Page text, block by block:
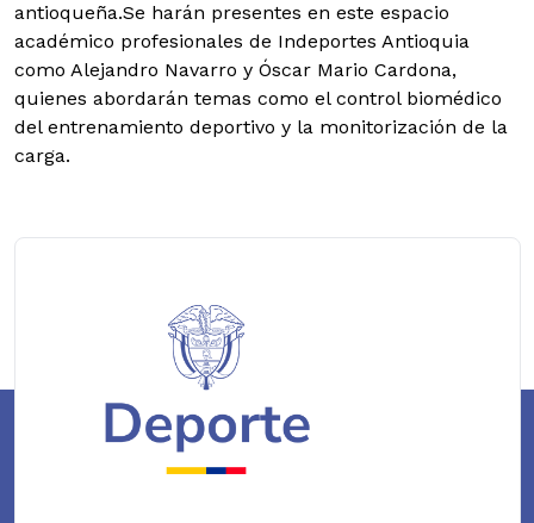
antioqueña.Se harán presentes en este espacio
académico profesionales de Indeportes Antioquia
como Alejandro Navarro y Óscar Mario Cardona,
quienes abordarán temas como el control biomédico
del entrenamiento deportivo y la monitorización de la
carga.